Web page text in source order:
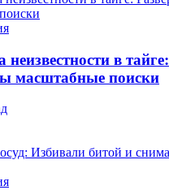
неизвестности в тайге:
масштабные поиски